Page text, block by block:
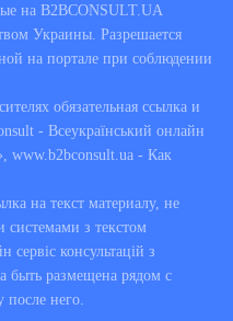
сотрудников органов
в уголовном
и специалисты
организаций,
на охране
срочников;
на B2BCONSULT.UA
Украины. Разрешается
на портале при соблюдении
обязательная ссылка и
- Всеукраїнський онлайн
www.b2bconsult.ua - Как
на текст материалу, не
системами з текстом
сервіс консультацій з
быть размещена рядом с
него.